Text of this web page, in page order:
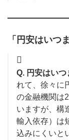
「円安はいつ
Q. 円安はいつ
れて、徐々に
の金融機関は
いますが、構
輸入依存）は
込みにくいと